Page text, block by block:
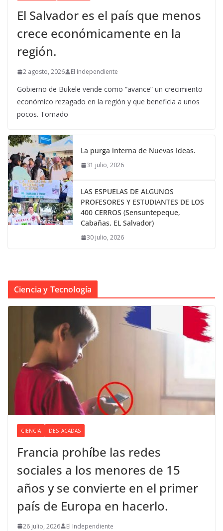
El Salvador es el país que menos
crece económicamente en la
región.
2 agosto, 2026 El Independiente
Gobierno de Bukele vende como “avance” un crecimiento
económico rezagado en la región y que beneficia a unos
pocos. Tomado
La purga interna de Nuevas Ideas.
31 julio, 2026
LAS ESPUELAS DE ALGUNOS
PROFESORES Y ESTUDIANTES DE LOS
400 CERROS (Sensuntepeque,
Cabañas, EL Salvador)
30 julio, 2026
Ciencia y Tecnología
CIENCIA DESTACADAS
Francia prohíbe las redes
sociales a los menores de 15
años y se convierte en el primer
país de Europa en hacerlo.
26 julio, 2026 El Independiente